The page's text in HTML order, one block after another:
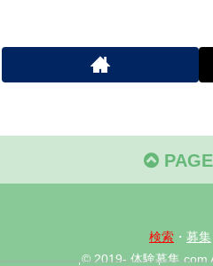
検索 ・ 募集
© 2019- 体験募集.com